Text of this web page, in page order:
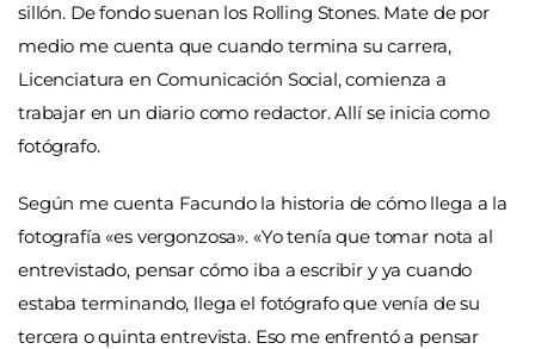
sillón. De fondo suenan los Rolling Stones. Mate de por
medio me cuenta que cuando termina su carrera,
Licenciatura en Comunicación Social, comienza a
trabajar en un diario como redactor. Allí se inicia como
fotógrafo.
Según me cuenta Facundo la historia de cómo llega a la
fotografía «es vergonzosa». «Yo tenía que tomar nota al
entrevistado, pensar cómo iba a escribir y ya cuando
estaba terminando, llega el fotógrafo que venía de su
tercera o quinta entrevista. Eso me enfrentó a pensar